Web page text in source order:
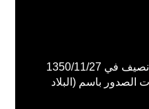
أول جريدة سعودية أسسها: محمد صالح نصيف في 1350/11/27
وعاودت الصدور باسم (البلاد